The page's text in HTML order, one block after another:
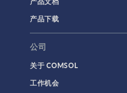
产品下载
公司
关于 COMSOL
工作机会